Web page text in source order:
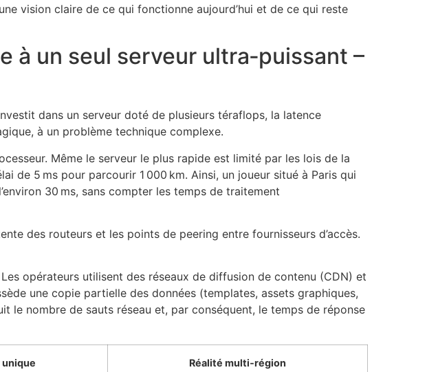
vision claire de ce qui fonctionne aujourd’hui et de ce qui reste
à un seul serveur ultra‑puissant –
dans un serveur doté de plusieurs téraflops, la latence
à un problème technique complexe.
Même le serveur le plus rapide est limité par les lois de la
de 5 ms pour parcourir 1 000 km. Ainsi, un joueur situé à Paris qui
30 ms, sans compter les temps de traitement
des routeurs et les points de peering entre fournisseurs d’accès.
opérateurs utilisent des réseaux de diffusion de contenu (CDN) et
une copie partielle des données (templates, assets graphiques,
le nombre de sauts réseau et, par conséquent, le temps de réponse
Réalité multi‑région